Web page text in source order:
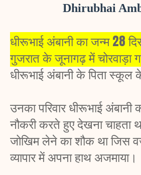
Dhirubhai
धीरूभाई अंबानी का जन्म 28
धीरूभाई अंबानी के पिता स्कूल
उनका परिवार धीरूभाई अंबानी
नौकरी करते हुए देखना चाहता
जोखिम लेने का शौक था जिस
व्यापार में अपना हाथ अजमाया।